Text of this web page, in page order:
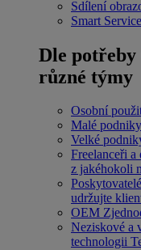
Sdílení
Smart Service
Dle potřeby
různé týmy
Osobní
Malé podniky
Velké
Freelanceři
z jakéhokoli
udržujte
OEM
Neziskové a
technologii